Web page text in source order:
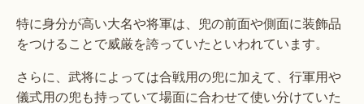
特に身分が高い大名や将軍は、兜の前面や側面に装飾品
をつけることで威厳を誇っていたといわれています。
さらに、武将によっては合戦用の兜に加えて、行軍用や
儀式用の兜も持っていて場面に合わせて使い分けていた